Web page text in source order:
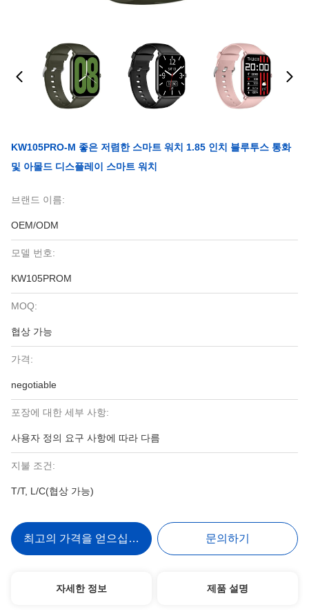
KW105PRO-M 좋은 저렴한 스마트 워치 1.85 인치 블루투스 통화
및 아몰드 디스플레이 스마트 워치
브랜드 이름:
OEM/ODM
모델 번호:
KW105PROM
MOQ:
협상 가능
가격:
negotiable
포장에 대한 세부 사항:
사용자 정의 요구 사항에 따라 다름
지불 조건:
T/T, L/C(협상 가능)
최고의 가격을 얻으십시오 문의하기
자세한 정보 제품 설명